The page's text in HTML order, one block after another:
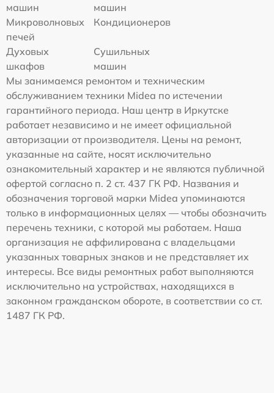
машин
машин
Микроволновых
печей
Кондиционеров
Духовых
шкафов
Сушильных
машин
Мы занимаемся ремонтом и техническим
обслуживанием техники Midea по истечении
гарантийного периода. Наш центр в Иркутске
работает независимо и не имеет официальной
авторизации от производителя. Цены на ремонт,
указанные на сайте, носят исключительно
ознакомительный характер и не являются публичной
офертой согласно п. 2 ст. 437 ГК РФ. Названия и
обозначения торговой марки Midea упоминаются
только в информационных целях — чтобы обозначить
перечень техники, с которой мы работаем. Наша
организация не аффилирована с владельцами
указанных товарных знаков и не представляет их
интересы. Все виды ремонтных работ выполняются
исключительно на устройствах, находящихся в
законном гражданском обороте, в соответствии со ст.
1487 ГК РФ.